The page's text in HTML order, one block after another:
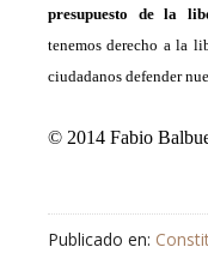
presupuesto de la
tenemos derecho a la
ciudadanos defender
© 2014 Fabio
Publicado en: